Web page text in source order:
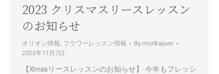
2023 クリスマスリースレッスン
のお知らせ
オリオン情報, フラワーレッスン情報 By morikajuen
2023年11月7日
【Xmasリースレッスンのお知らせ】 今年もフレッシ